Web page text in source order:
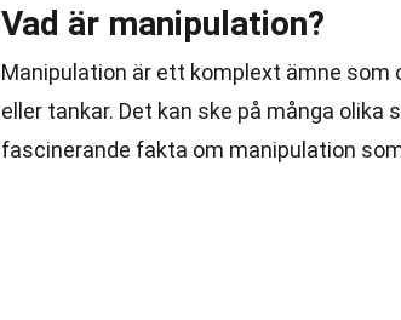
Vad är manipulation?
Manipulation är ett komplext ämne
eller tankar. Det kan ske på många olika
fascinerande fakta om manipulation